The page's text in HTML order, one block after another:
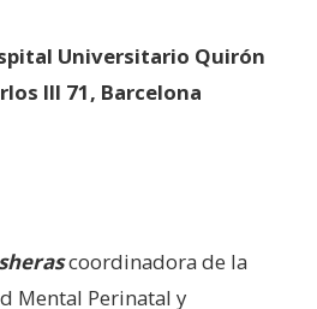
Universitario Quirón
III 71, Barcelona
coordinadora de la
Mental Perinatal y